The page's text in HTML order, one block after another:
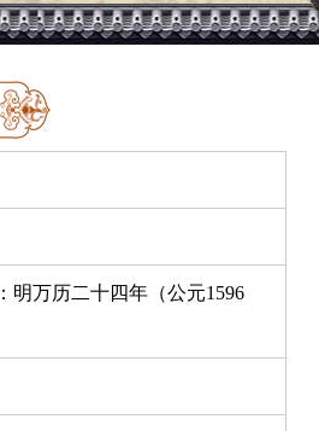
明万历二十四年（公元1596